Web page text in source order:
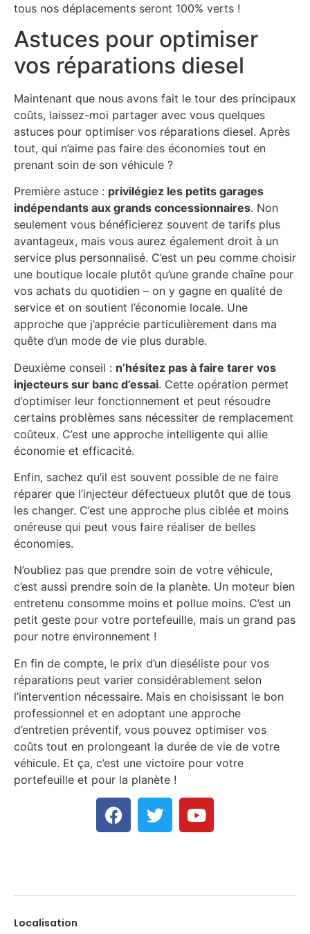
tous nos déplacements seront 100% verts !
Astuces pour optimiser
vos réparations diesel
Maintenant que nous avons fait le tour des principaux
coûts, laissez-moi partager avec vous quelques
astuces pour optimiser vos réparations diesel. Après
tout, qui n’aime pas faire des économies tout en
prenant soin de son véhicule ?
Première astuce : privilégiez les petits garages
indépendants aux grands concessionnaires. Non
seulement vous bénéficierez souvent de tarifs plus
avantageux, mais vous aurez également droit à un
service plus personnalisé. C’est un peu comme choisir
une boutique locale plutôt qu’une grande chaîne pour
vos achats du quotidien – on y gagne en qualité de
service et on soutient l’économie locale. Une
approche que j’apprécie particulièrement dans ma
quête d’un mode de vie plus durable.
Deuxième conseil : n’hésitez pas à faire tarer vos
injecteurs sur banc d’essai. Cette opération permet
d’optimiser leur fonctionnement et peut résoudre
certains problèmes sans nécessiter de remplacement
coûteux. C’est une approche intelligente qui allie
économie et efficacité.
Enfin, sachez qu’il est souvent possible de ne faire
réparer que l’injecteur défectueux plutôt que de tous
les changer. C’est une approche plus ciblée et moins
onéreuse qui peut vous faire réaliser de belles
économies.
N’oubliez pas que prendre soin de votre véhicule,
c’est aussi prendre soin de la planète. Un moteur bien
entretenu consomme moins et pollue moins. C’est un
petit geste pour votre portefeuille, mais un grand pas
pour notre environnement !
En fin de compte, le prix d’un dieséliste pour vos
réparations peut varier considérablement selon
l’intervention nécessaire. Mais en choisissant le bon
professionnel et en adoptant une approche
d’entretien préventif, vous pouvez optimiser vos
coûts tout en prolongeant la durée de vie de votre
véhicule. Et ça, c’est une victoire pour votre
portefeuille et pour la planète !
Localisation